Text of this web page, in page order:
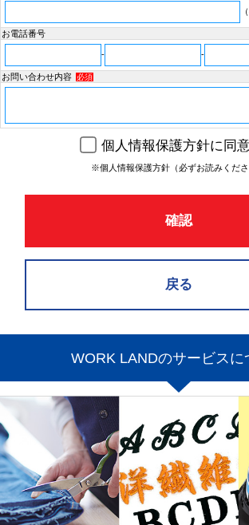
お電話番号
- -
お問い合わせ内容 必須
個人情報保護方針に同
※個人情報保護方針（必ずお読みくださ
WORK LANDのサービスに